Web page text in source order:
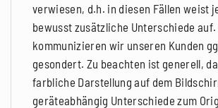
verwiesen, d.h. in diesen Fällen weist
bewusst zusätzliche Unterschiede auf.
kommunizieren wir unseren Kunden
gesondert. Zu beachten ist generell,
farbliche Darstellung auf dem
geräteabhängig Unterschiede zum